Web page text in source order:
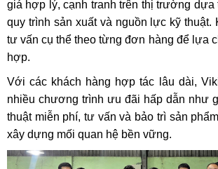
giá hợp lý, cạnh tranh trên thị trường
quy trình sản xuất và nguồn lực kỹ thuật.
tư vấn cụ thể theo từng đơn hàng để lựa
hợp.
Với các khách hàng hợp tác lâu dài,
nhiều chương trình ưu đãi hấp dẫn như
thuật miễn phí, tư vấn và bảo trì sản
xây dựng mối quan hệ bền vững.